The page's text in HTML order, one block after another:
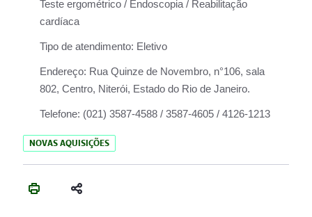
Teste ergométrico / Endoscopia / Reabilitação
cardíaca
Tipo de atendimento: Eletivo
Endereço: Rua Quinze de Novembro, n°106, sala
802, Centro, Niterói, Estado do Rio de Janeiro.
Telefone: (021) 3587-4588 / 3587-4605 / 4126-1213
NOVAS AQUISIÇÕES